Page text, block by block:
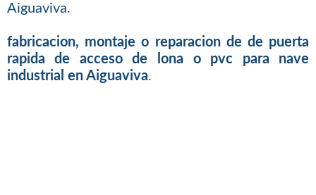
Aiguaviva.
fabricacion, montaje o reparacion de de puerta
rapida de acceso de lona o pvc para nave
industrial en Aiguaviva.